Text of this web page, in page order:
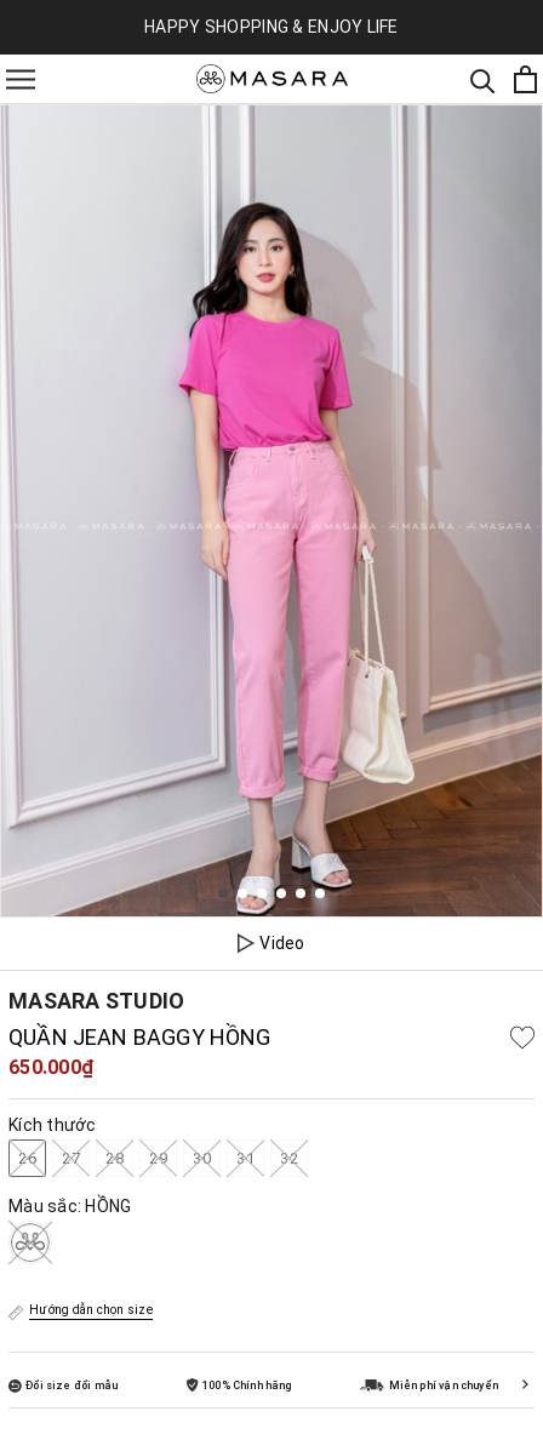
HAPPY SHOPPING & ENJOY LIFE
Video
MASARA STUDIO
QUẦN JEAN BAGGY HỒNG
650.000₫
Kích thước
26 27 28 29 30 31 32
Màu sắc:HỒNG
Hướng dẫn chọn size
Đổi size đổi mẫu 100% Chính hãng Miễn phí vận chuyển